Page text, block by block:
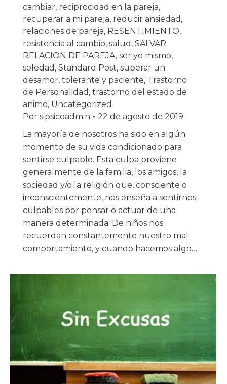
cambiar, reciprocidad en la pareja,
recuperar a mi pareja, reducir ansiedad ,
relaciones de pareja, RESENTIMIENTO,
resistencia al cambio, salud , SALVAR
RELACION DE PAREJA, ser yo mismo,
soledad , Standard Post, superar un
desamor, tolerante y paciente, Trastorno
de Personalidad , trastorno del estado de
animo, Uncategorized
Por sipsicoadmin
22 de agosto de 2019
La mayoría de nosotros ha sido en algún
momento de su vida condicionado para
sentirse culpable. Esta culpa proviene
generalmente de la familia, los amigos, la
sociedad y/o la religión que, consciente o
inconscientemente, nos enseña a sentirnos
culpables por pensar o actuar de una
manera determinada. De niños nos
recuerdan constantemente nuestro mal
comportamiento, y cuando hacemos algo…